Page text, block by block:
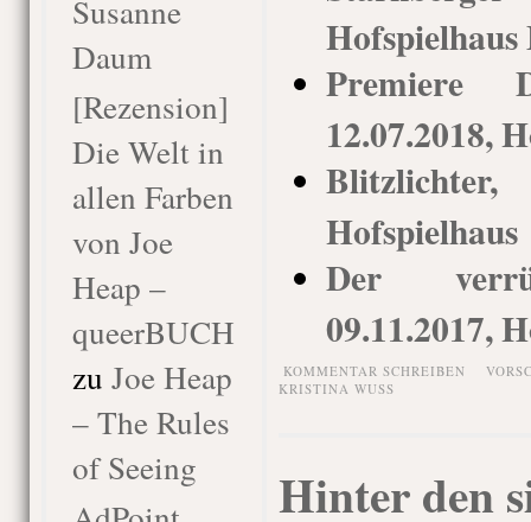
Susanne
Daum
[Rezension]
Die Welt in
allen Farben
von Joe
Heap –
queerBUCH
zu Joe Heap
– The Rules
of Seeing
Hofspielhaus
Premiere
12.07.2018,
Hofspielhaus
Der
09.11.2017,
KOMMENTAR SCHREIBEN
KRISTINA WUSS
Hinter den